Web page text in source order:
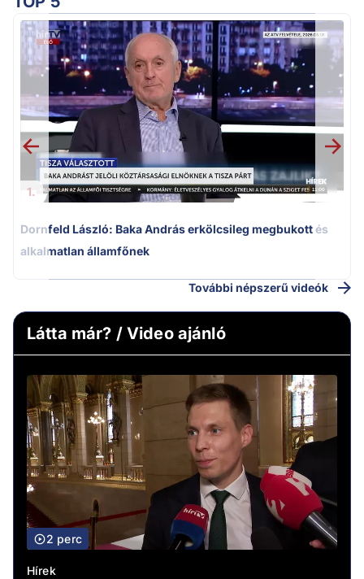
1.
Dornfeld László: Baka András erkölcsileg megbukott és
alkalmatlan államfőnek
További népszerű videók
Látta már? / Video ajánló
2 perc
Hírek